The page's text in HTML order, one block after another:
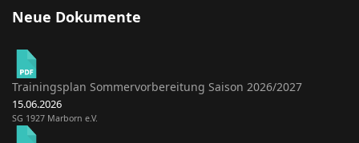
Neue Dokumente
Trainingsplan Sommervorbereitung Saison 2026/2027
15.06.2026
SG 1927 Marborn e.V.